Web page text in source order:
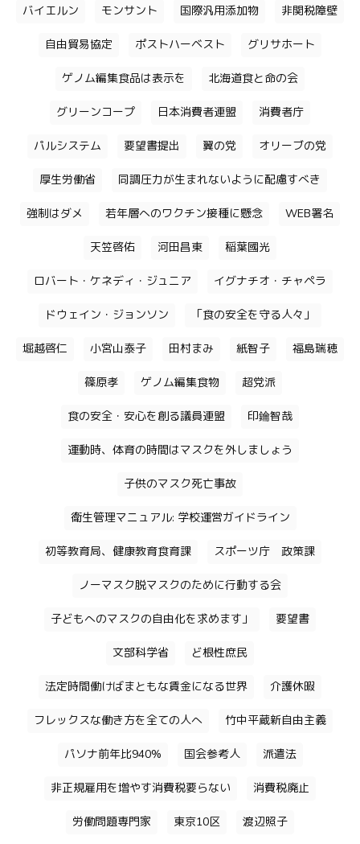
バイエルン モンサント 国際汎用添加物 非関税障壁
自由貿易協定 ポストハーベスト グリサホート
ゲノム編集食品は表示を 北海道食と命の会
グリーンコープ 日本消費者連盟 消費者庁
パルシステム 要望書提出 翼の党 オリーブの党
厚生労働省 同調圧力が生まれないように配慮すべき
強制はダメ 若年層へのワクチン接種に懸念 WEB署名
天笠啓佑 河田昌東 稲葉國光
ロバート・ケネディ・ジュニア イグナチオ・チャペラ
ドウェイン・ジョンソン 「食の安全を守る人々」
堀越啓仁 小宮山泰子 田村まみ 紙智子 福島瑞穂
篠原孝 ゲノム編集食物 超党派
食の安全・安心を創る議員連盟 印鑰智哉
運動時、体育の時間はマスクを外しましょう
子供のマスク死亡事故
衛生管理マニュアル: 学校運営ガイドライン
初等教育局、健康教育食育課 スポーツ庁 政策課
ノーマスク脱マスクのために行動する会
子どもへのマスクの自由化を求めます」 要望書
文部科学省 ど根性庶民
法定時間働けばまともな賃金になる世界 介護休暇
フレックスな働き方を全ての人へ 竹中平蔵新自由主義
パソナ前年比940% 国会参考人 派遣法
非正規雇用を増やす消費税要らない 消費税廃止
労働問題専門家 東京10区 渡辺照子